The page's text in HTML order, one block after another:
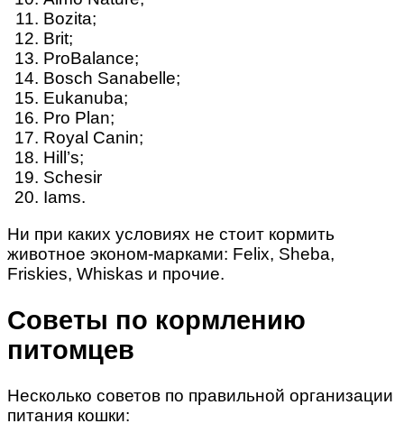
Bozita;
Brit;
ProBalance;
Bosch Sanabelle;
Eukanuba;
Pro Plan;
Royal Canin;
Hill’s;
Schesir
Iams.
Ни при каких условиях не стоит кормить
животное эконом-марками: Felix, Sheba,
Friskies, Whiskas и прочие.
Советы по кормлению
питомцев
Несколько советов по правильной организации
питания кошки: